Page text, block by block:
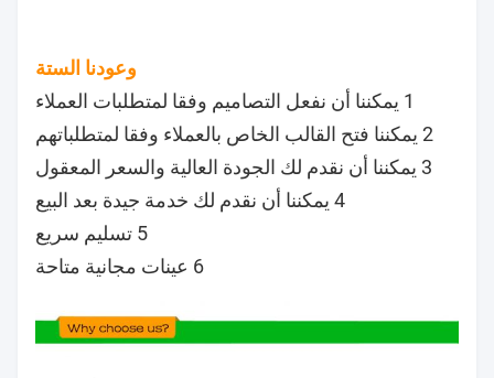
وعودنا الستة
1 يمكننا أن نفعل التصاميم وفقا لمتطلبات العملاء
2 يمكننا فتح القالب الخاص بالعملاء وفقا لمتطلباتهم
3 يمكننا أن نقدم لك الجودة العالية والسعر المعقول
4 يمكننا أن نقدم لك خدمة جيدة بعد البيع
5 تسليم سريع
6 عينات مجانية متاحة